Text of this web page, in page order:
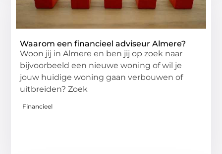
Waarom een financieel adviseur Almere?
Woon jij in Almere en ben jij op zoek naar
bijvoorbeeld een nieuwe woning of wil je
jouw huidige woning gaan verbouwen of
uitbreiden? Zoek
Financieel